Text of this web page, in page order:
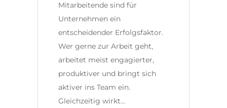
Mitarbeitende sind für
Unternehmen ein
entscheidender Erfolgsfaktor.
Wer gerne zur Arbeit geht,
arbeitet meist engagierter,
produktiver und bringt sich
aktiver ins Team ein.
Gleichzeitig wirkt…